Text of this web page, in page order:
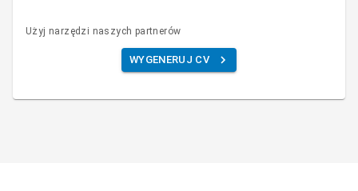
Użyj narzędzi naszych partnerów
WYGENERUJ CV